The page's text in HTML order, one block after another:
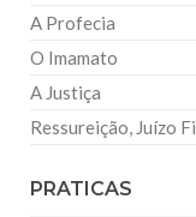
A Profecia
O Imamato
A Justiça
Ressureição, Juízo
PRATICAS